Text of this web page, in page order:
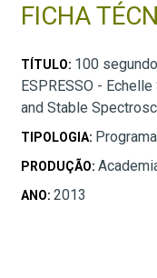
FICHA
TÍTULO: 100
ESPRESSO -
and Stable
TIPOLOGIA: Programa
PRODUÇÃO:
ANO: 2013